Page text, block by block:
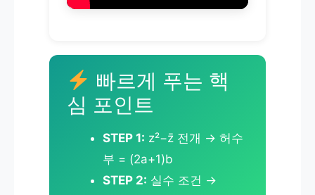
빠르게 푸는 핵
심 포인트
STEP 1: z²−z̄ 전개 → 허수
부 = (2a+1)b
STEP 2: 실수 조건 →